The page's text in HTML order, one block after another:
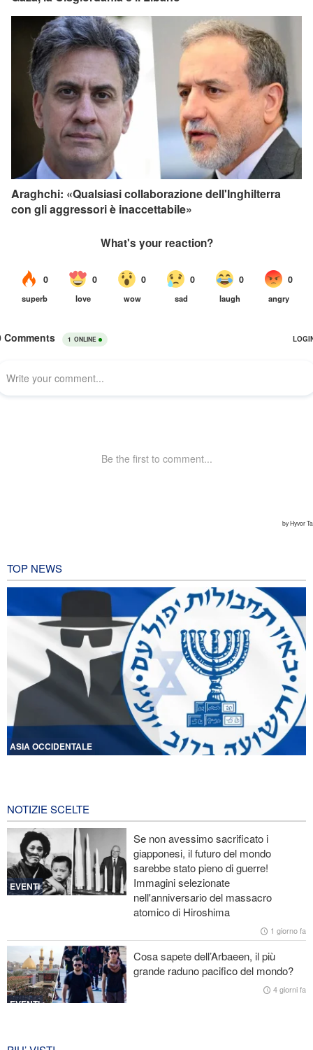
Araghchi: «Qualsiasi collaborazione dell'Inghilterra
con gli aggressori è inaccettabile»
TOP NEWS
ASIA OCCIDENTALE
Lesioni traumatiche al cervello per oltre 700 militari statunitensi
negli attacchi dell’Iran
La risposta di Ghalibaf a Trump: La diplomazia teatrale in loop è
un fallimento
Ibn al-Reza: La tecnologia nazionale dell'Iran è superiore a
Gharibabadi: L'intesa tra Iran e Oman non significa la completa
riapertura dello Stretto di Hormuz
NOTIZIE SCELTE
EVENTI
Se non avessimo sacrificato i
giapponesi, il futuro del mondo
sarebbe stato pieno di guerre!
Immagini selezionate
nell'anniversario del massacro
atomico di Hiroshima
1 giorno fa
EVENTI
Cosa sapete dell’Arbaeen, il più
grande raduno pacifico del mondo?
4 giorni fa